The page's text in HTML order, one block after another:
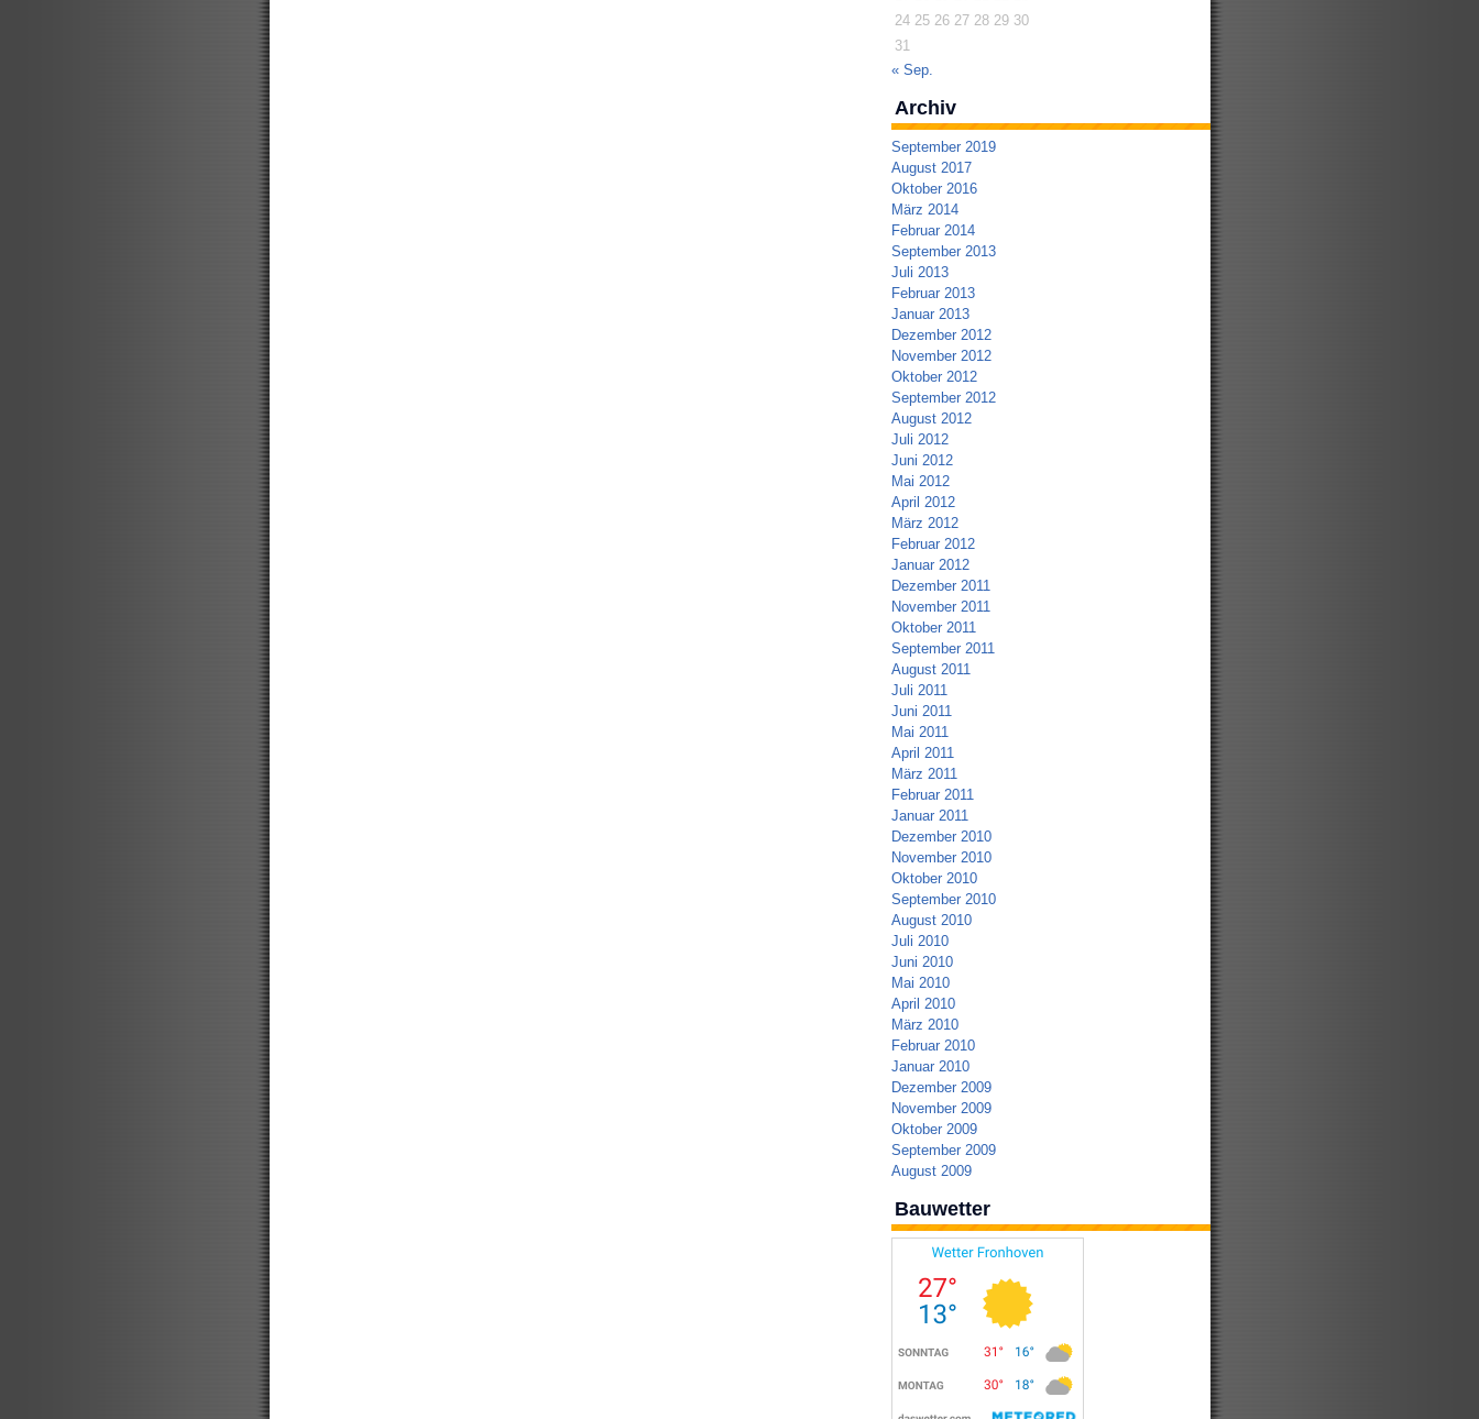
24 25 26 27 28 29 30
31
« Sep.
Archiv
September 2019
August 2017
Oktober 2016
März 2014
Februar 2014
September 2013
Juli 2013
Februar 2013
Januar 2013
Dezember 2012
November 2012
Oktober 2012
September 2012
August 2012
Juli 2012
Juni 2012
Mai 2012
April 2012
März 2012
Februar 2012
Januar 2012
Dezember 2011
November 2011
Oktober 2011
September 2011
August 2011
Juli 2011
Juni 2011
Mai 2011
April 2011
März 2011
Februar 2011
Januar 2011
Dezember 2010
November 2010
Oktober 2010
September 2010
August 2010
Juli 2010
Juni 2010
Mai 2010
April 2010
März 2010
Februar 2010
Januar 2010
Dezember 2009
November 2009
Oktober 2009
September 2009
August 2009
Bauwetter